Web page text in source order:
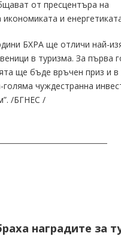
от пресцентъра на
и
БХРА ще отличи най-
в туризма. За първа
ще бъде връчен приз и в
голяма чуждестранна
/БГНЕС /
наградите за